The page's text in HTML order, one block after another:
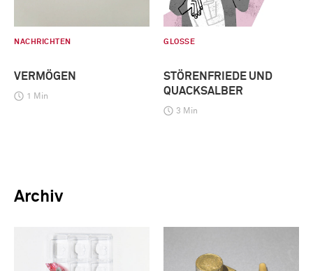
NACHRICHTEN
VERMÖGEN
1 Min
GLOSSE
STÖRENFRIEDE UND
QUACKSALBER
3 Min
Archiv